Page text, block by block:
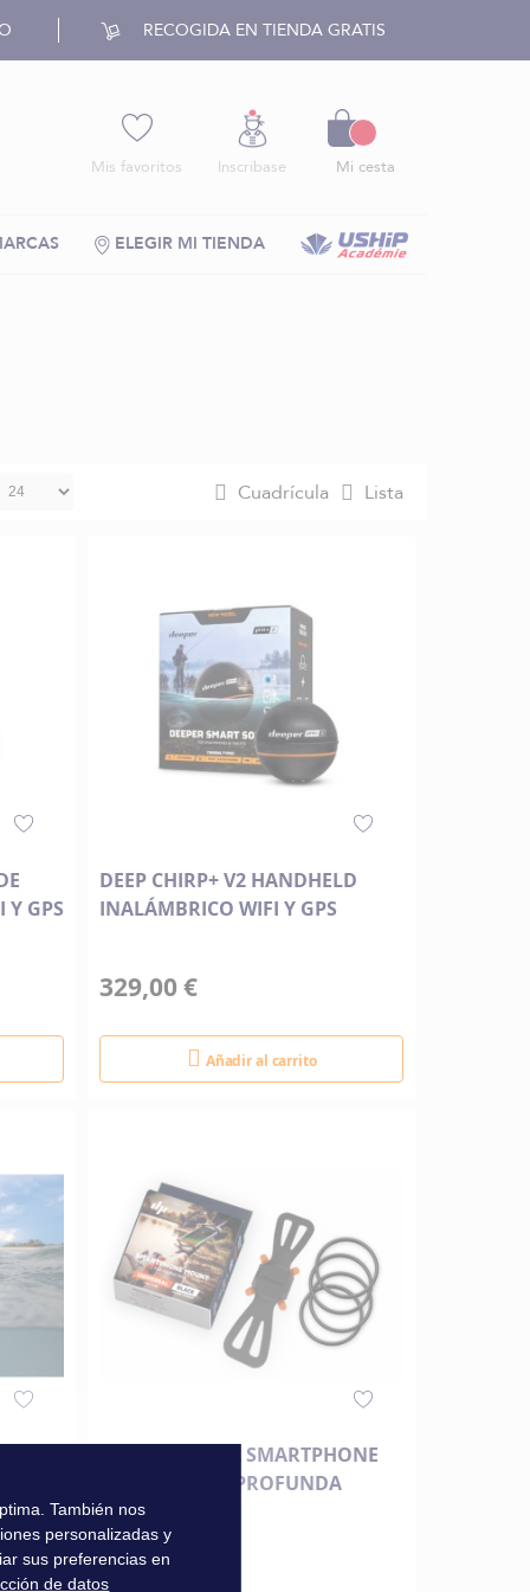
RECOGIDA EN TIENDA GRATIS
Mis favoritos Inscríbase Mi cesta
ELEGIR MI TIENDA
Cuadrícula Lista
GPS
DEEP CHIRP+ V2 HANDHELD
INALÁMBRICO WIFI Y GPS
329,00 €
Añadir al carrito
SOPORTE PARA SMARTPHONE
EN CAÑA MÁS PROFUNDA
18,90 €
También nos
personalizadas y
sus preferencias en
de datos